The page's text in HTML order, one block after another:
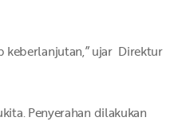
keberlanjutan,” ujar Direktur
Penyerahan dilakukan